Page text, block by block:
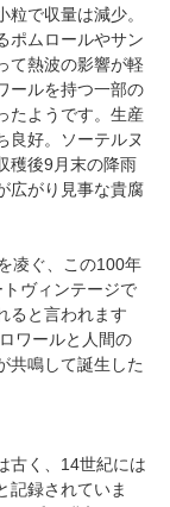
で収量は減少。
ポムロールやサン
て熱波の影響が軽
ールを持つ一部の
たようです。生産
良好。ソーテルヌ
穫後9月末の降雨
広がり見事な貴腐
凌ぐ、この100年
ヴィンテージで
ると言われます
ワールと人間の
共鳴して誕生した
古く、14世紀には
記録されていま